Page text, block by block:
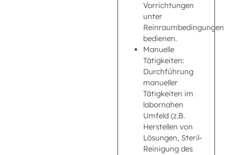
Vorrichtungen
unter
Reinraumbedingungen
bedienen.
Manuelle
Tätigkeiten:
Durchführung
manueller
Tätigkeiten im
labornahen
Umfeld (z.B.
Herstellen von
Lösungen, Steril-
Reinigung des